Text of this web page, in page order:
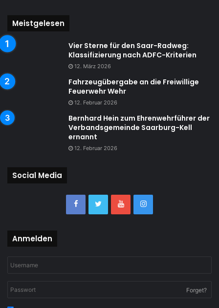
Meistgelesen
Vier Sterne für den Saar-Radweg:
Klassifizierung nach ADFC-Kriterien
12. März 2026
Fahrzeugübergabe an die Freiwillige
Feuerwehr Wehr
12. Februar 2026
Bernhard Hein zum Ehrenwehrführer der
Verbandsgemeinde Saarburg-Kell
ernannt
12. Februar 2026
Social Media
Anmelden
Forget?